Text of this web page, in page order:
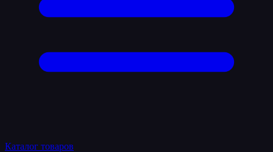
Каталог товаров